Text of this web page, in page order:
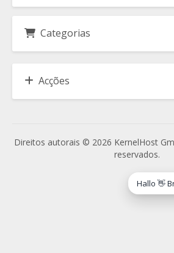
Categorias
Acções
Direitos autorais © 2026 KernelHost
reservados.
Hallo 👋